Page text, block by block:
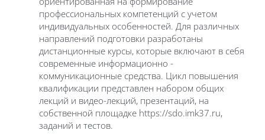
профессиональных компетенций с учетом
индивидуальных особенностей. Для различных
направлений подготовки разработаны
дистанционные курсы, которые включают в себя
современные информационно -
коммуникационные средства. Цикл повышения
квалификации представлен набором общих
лекций и видео-лекций, презентаций, на
собственной площадке https://sdo.imk37.ru,
заданий и тестов.